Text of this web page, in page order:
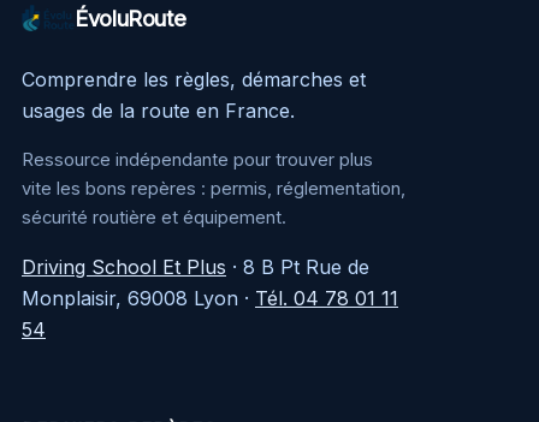
ÉvoluRoute
Comprendre les règles, démarches et
usages de la route en France.
Ressource indépendante pour trouver plus
vite les bons repères : permis, réglementation,
sécurité routière et équipement.
Driving School Et Plus · 8 B Pt Rue de
Monplaisir, 69008 Lyon · Tél. 04 78 01 11
54